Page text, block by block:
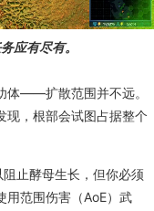
应有尽有。
体——扩散范围并不远。
现，根部会试图占据整个
止酵母生长，但你必须
用范围伤害（AoE）武